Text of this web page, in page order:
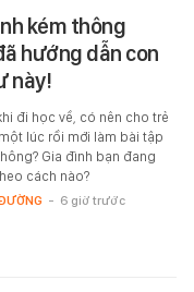
kém thông
hướng dẫn con
này!
đi học về, có nên cho trẻ
lúc rồi mới làm bài tập
Gia đình bạn đang
cách nào?
- 6 giờ trước